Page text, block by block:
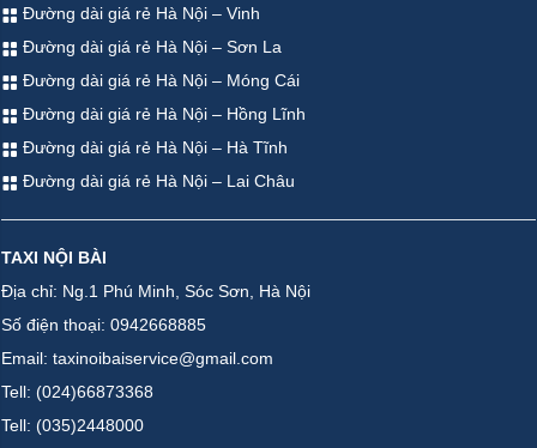
Đường dài giá rẻ Hà Nội – Vinh
Đường dài giá rẻ Hà Nội – Sơn La
Đường dài giá rẻ Hà Nội – Móng Cái
Đường dài giá rẻ Hà Nội – Hồng Lĩnh
Đường dài giá rẻ Hà Nội – Hà Tĩnh
Đường dài giá rẻ Hà Nội – Lai Châu
TAXI NỘI BÀI
Địa chỉ: Ng.1 Phú Minh, Sóc Sơn, Hà Nội
Số điện thoại: 0942668885
Email: taxinoibaiservice@gmail.com
Tell: (024)66873368
Tell: (035)2448000